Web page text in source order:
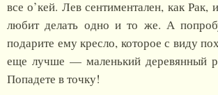
все о’кей. Лев сентиментален, как
любит делать одно и то же. А
подарите ему кресло, которое с виду
еще лучше — маленький деревянный
Попадете в точку!